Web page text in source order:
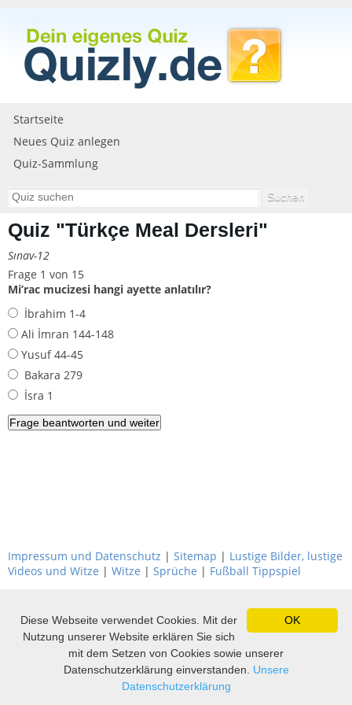
Startseite
Neues Quiz anlegen
Quiz-Sammlung
Quiz "Türkçe Meal Dersleri"
Sınav-12
Frage 1 von 15
Mi’rac mucizesi hangi ayette anlatılır?
İbrahim 1-4
Ali İmran 144-148
Yusuf 44-45
Bakara 279
İsra 1
Impressum und Datenschutz | Sitemap | Lustige Bilder, lustige
Videos und Witze | Witze | Sprüche | Fußball Tippspiel
OK
Diese Webseite verwendet Cookies. Mit der
Nutzung unserer Website erklären Sie sich
mit dem Setzen von Cookies sowie unserer
Datenschutzerklärung einverstanden. Unsere
Datenschutzerklärung